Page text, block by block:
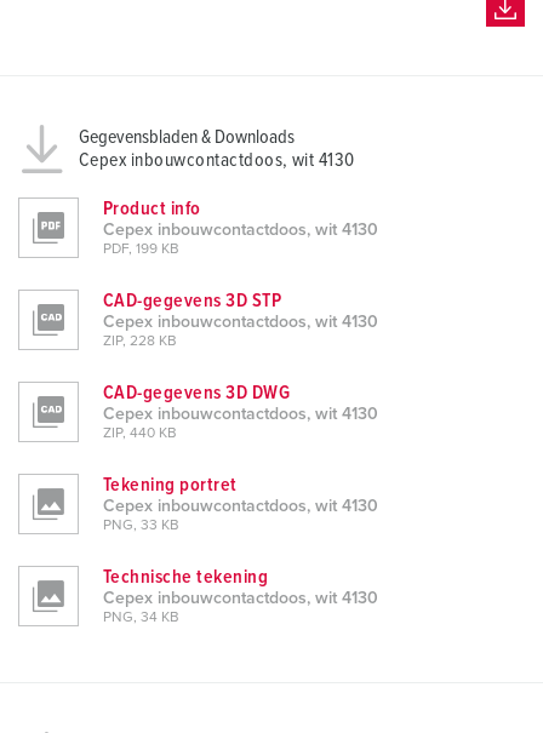
Gegevensbladen & Downloads
Cepex inbouwcontactdoos, wit 4130
Product info
Cepex inbouwcontactdoos, wit 4130
PDF, 199 KB
CAD-gegevens 3D STP
Cepex inbouwcontactdoos, wit 4130
ZIP, 228 KB
CAD-gegevens 3D DWG
Cepex inbouwcontactdoos, wit 4130
ZIP, 440 KB
Tekening portret
Cepex inbouwcontactdoos, wit 4130
PNG, 33 KB
Technische tekening
Cepex inbouwcontactdoos, wit 4130
PNG, 34 KB